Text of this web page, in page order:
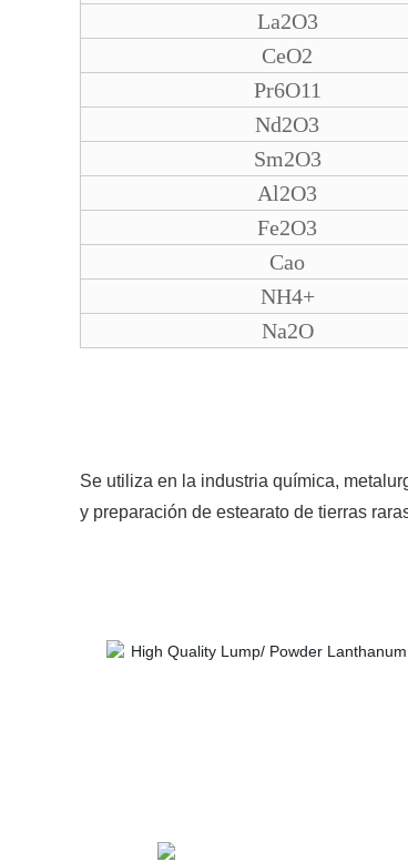
La2O3
CeO2
Pr6O11
Nd2O3
Sm2O3
Al2O3
Fe2O3
Cao
NH4+
Na2O
Se utiliza en la industria química,
y preparación de estearato de tierras